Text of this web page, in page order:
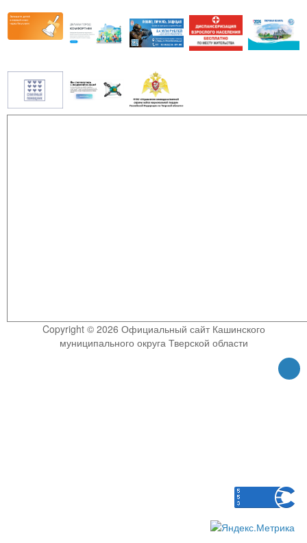
Copyright © 2026 Официальный сайт Кашинского
муниципального округа Тверской области